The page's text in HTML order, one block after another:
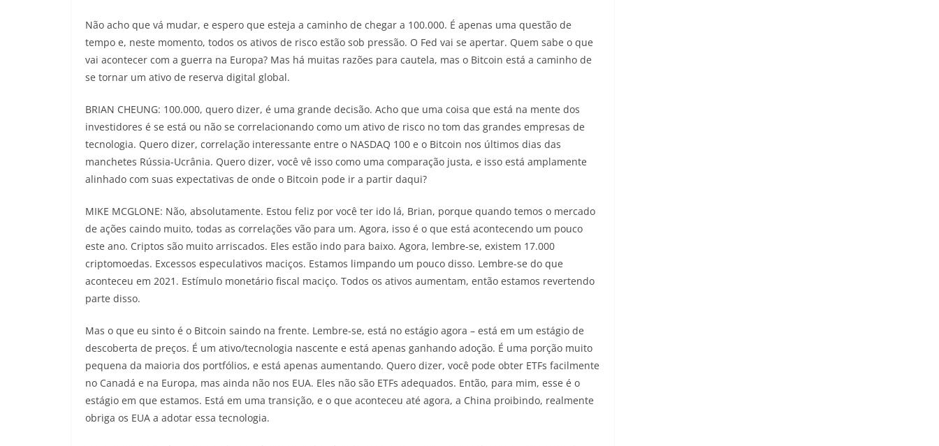
Não acho que vá mudar, e espero que esteja a caminho de chegar a 100.000. É apenas uma questão de
tempo e, neste momento, todos os ativos de risco estão sob pressão. O Fed vai se apertar. Quem sabe o que
vai acontecer com a guerra na Europa? Mas há muitas razões para cautela, mas o Bitcoin está a caminho de
se tornar um ativo de reserva digital global.
BRIAN CHEUNG: 100.000, quero dizer, é uma grande decisão. Acho que uma coisa que está na mente dos
investidores é se está ou não se correlacionando como um ativo de risco no tom das grandes empresas de
tecnologia. Quero dizer, correlação interessante entre o NASDAQ 100 e o Bitcoin nos últimos dias das
manchetes Rússia-Ucrânia. Quero dizer, você vê isso como uma comparação justa, e isso está amplamente
alinhado com suas expectativas de onde o Bitcoin pode ir a partir daqui?
MIKE MCGLONE: Não, absolutamente. Estou feliz por você ter ido lá, Brian, porque quando temos o mercado
de ações caindo muito, todas as correlações vão para um. Agora, isso é o que está acontecendo um pouco
este ano. Criptos são muito arriscados. Eles estão indo para baixo. Agora, lembre-se, existem 17.000
criptomoedas. Excessos especulativos maciços. Estamos limpando um pouco disso. Lembre-se do que
aconteceu em 2021. Estímulo monetário fiscal maciço. Todos os ativos aumentam, então estamos revertendo
parte disso.
Mas o que eu sinto é o Bitcoin saindo na frente. Lembre-se, está no estágio agora – está em um estágio de
descoberta de preços. É um ativo/tecnologia nascente e está apenas ganhando adoção. É uma porção muito
pequena da maioria dos portfólios, e está apenas aumentando. Quero dizer, você pode obter ETFs facilmente
no Canadá e na Europa, mas ainda não nos EUA. Eles não são ETFs adequados. Então, para mim, esse é o
estágio em que estamos. Está em uma transição, e o que aconteceu até agora, a China proibindo, realmente
obriga os EUA a adotar essa tecnologia.